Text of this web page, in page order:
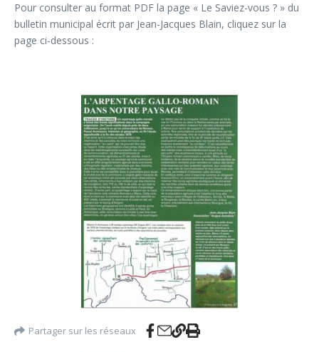
Pour consulter au format PDF la page « Le Saviez-vous ? » du
bulletin municipal écrit par Jean-Jacques Blain, cliquez sur la
page ci-dessous :
Partager sur les réseaux